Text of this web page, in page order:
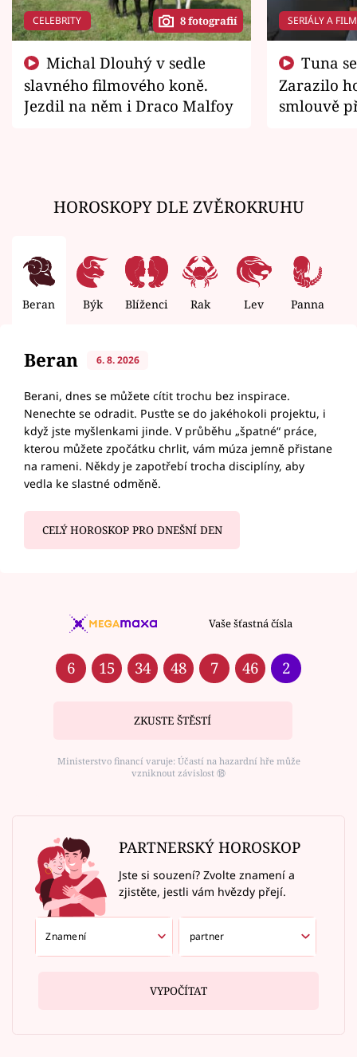
CELEBRITY 8 fotografií
slavného filmového koně.
Jezdil na něm i Draco Malfoy
SERIÁLY A
Zarazilo
smlouvě
HOROSKOPY DLE ZVĚROKRUHU
Beran Býk Blíženci Rak Lev Panna
Beran 6. 8. 2026
Berani, dnes se můžete cítit trochu bez inspirace.
Nenechte se odradit. Pusťte se do jakéhokoli projektu, i
když jste myšlenkami jinde. V průběhu „špatné“ práce,
kterou můžete zpočátku chrlit, vám múza jemně přistane
na rameni. Někdy je zapotřebí trocha disciplíny, aby
vedla ke slastné odměně.
CELÝ HOROSKOP PRO DNEŠNÍ DEN
Vaše šťastná čísla
6 15 34 48 7 46 2
ZKUSTE ŠTĚSTÍ
Ministerstvo financí varuje: Účastí na hazardní hře může
vzniknout závislost ⑱
PARTNERSKÝ HOROSKOP
Jste si souzení? Zvolte znamení a
zjistěte, jestli vám hvězdy přejí.
VYPOČÍTAT